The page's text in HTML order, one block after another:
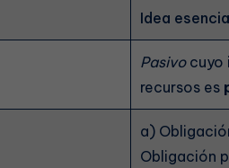
Idea
Pasivocuyo
recursos es
a)
Obligación